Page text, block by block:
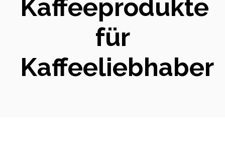
Kaffeeprodukte
für
Kaffeeliebhaber